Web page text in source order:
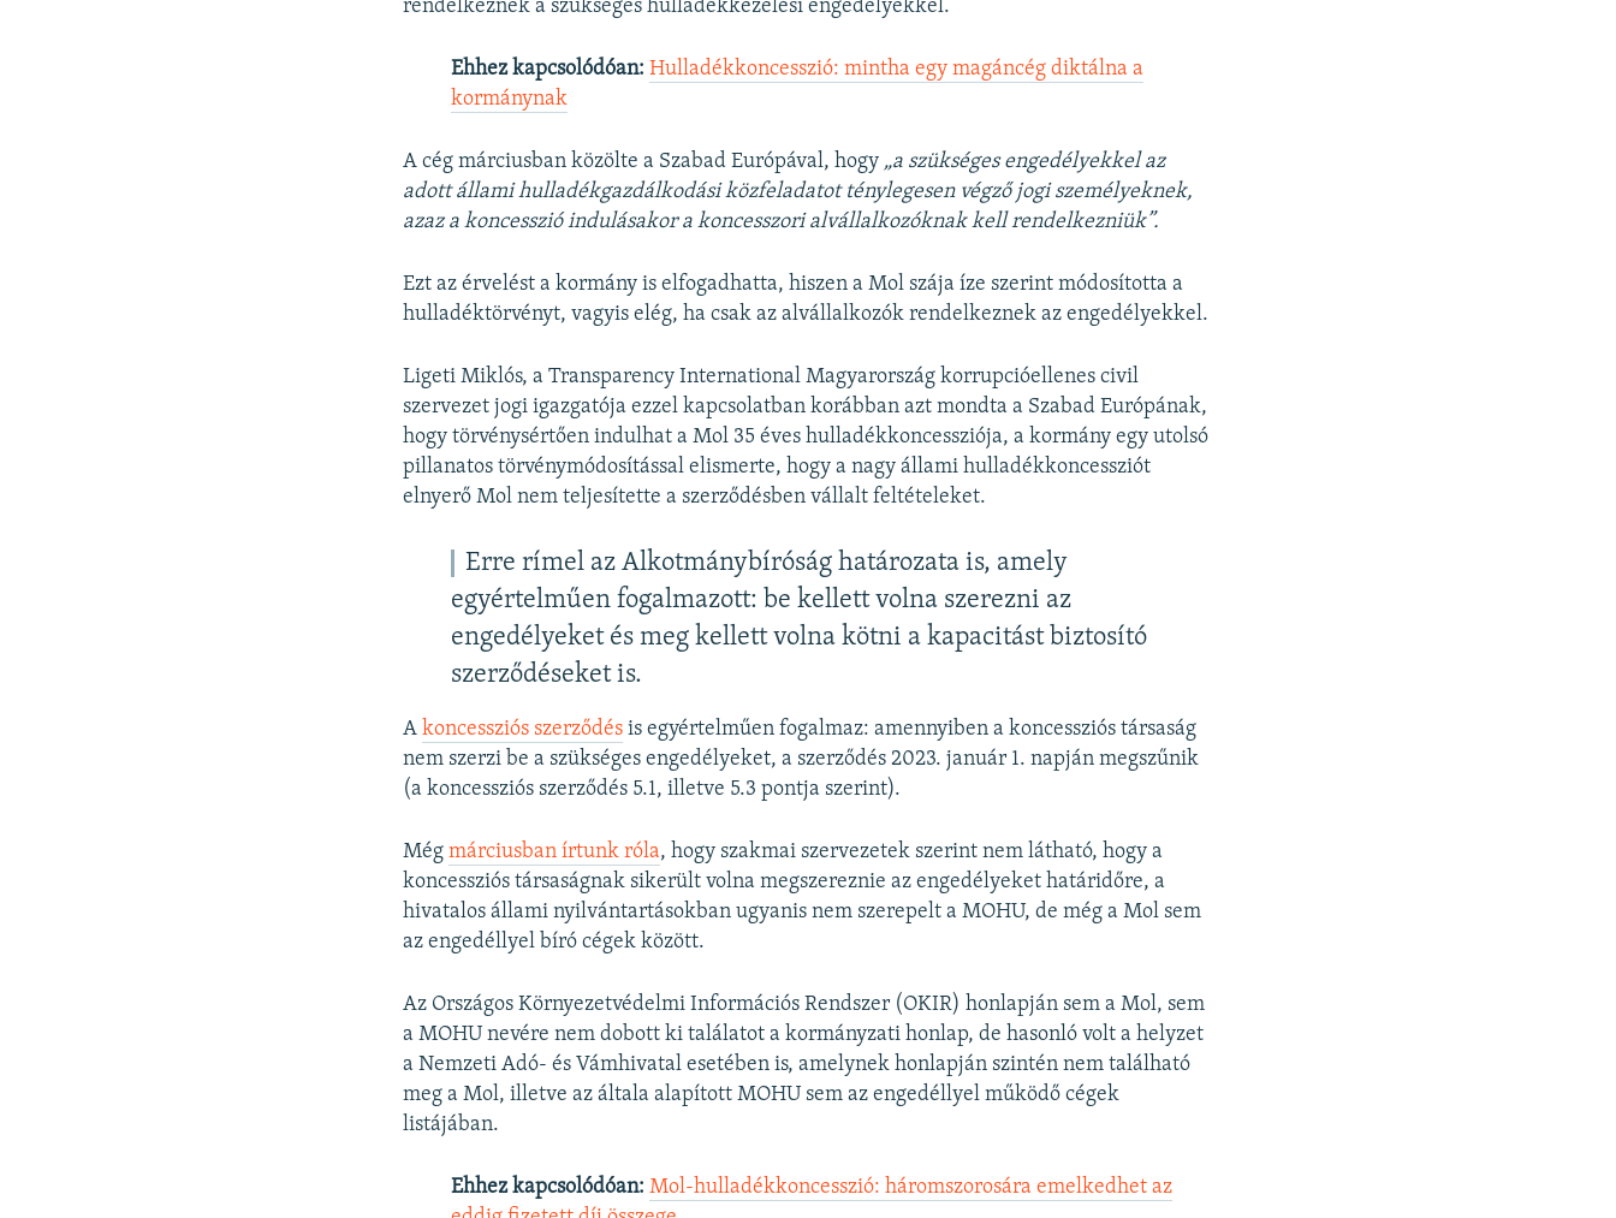
rendelkeznek a szükséges hulladékkezelési engedélyekkel.
Ehhez kapcsolódóan:Hulladékkoncesszió: mintha egy magáncég diktálna a
kormánynak
A cég márciusban közölte a Szabad Európával, hogy „a szükséges engedélyekkel az
adott állami hulladékgazdálkodási közfeladatot ténylegesen végző jogi személyeknek,
azaz a koncesszió indulásakor a koncesszori alvállalkozóknak kell rendelkezniük”.
Ezt az érvelést a kormány is elfogadhatta, hiszen a Mol szája íze szerint módosította a
hulladéktörvényt, vagyis elég, ha csak az alvállalkozók rendelkeznek az engedélyekkel.
Ligeti Miklós, a Transparency International Magyarország korrupcióellenes civil
szervezet jogi igazgatója ezzel kapcsolatban korábban azt mondta a Szabad Európának,
hogy törvénysértően indulhat a Mol 35 éves hulladékkoncessziója, a kormány egy utolsó
pillanatos törvénymódosítással elismerte, hogy a nagy állami hulladékkoncessziót
elnyerő Mol nem teljesítette a szerződésben vállalt feltételeket.
Erre rímel az Alkotmánybíróság határozata is, amely
egyértelműen fogalmazott: be kellett volna szerezni az
engedélyeket és meg kellett volna kötni a kapacitást biztosító
szerződéseket is.
Akoncessziós szerződés is egyértelműen fogalmaz: amennyiben a koncessziós társaság
nem szerzi be a szükséges engedélyeket, a szerződés 2023. január 1. napján megszűnik
(a koncessziós szerződés 5.1, illetve 5.3 pontja szerint).
Mégmárciusban írtunk róla, hogy szakmai szervezetek szerint nem látható, hogy a
koncessziós társaságnak sikerült volna megszereznie az engedélyeket határidőre, a
hivatalos állami nyilvántartásokban ugyanis nem szerepelt a MOHU, de még a Mol sem
az engedéllyel bíró cégek között.
Az Országos Környezetvédelmi Információs Rendszer (OKIR) honlapján sem a Mol, sem
a MOHU nevére nem dobott ki találatot a kormányzati honlap, de hasonló volt a helyzet
a Nemzeti Adó- és Vámhivatal esetében is, amelynek honlapján szintén nem található
meg a Mol, illetve az általa alapított MOHU sem az engedéllyel működő cégek
listájában.
Ehhez kapcsolódóan: Mol-hulladékkoncesszió: háromszorosára emelkedhet az